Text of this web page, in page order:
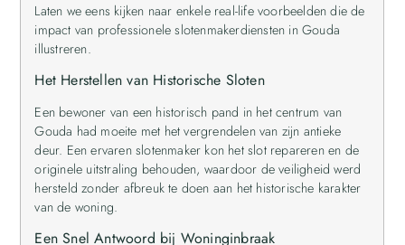
Laten we eens kijken naar enkele real-life voorbeelden die de
impact van professionele slotenmakerdiensten in Gouda
illustreren.
Het Herstellen van Historische Sloten
Een bewoner van een historisch pand in het centrum van
Gouda had moeite met het vergrendelen van zijn antieke
deur. Een ervaren slotenmaker kon het slot repareren en de
originele uitstraling behouden, waardoor de veiligheid werd
hersteld zonder afbreuk te doen aan het historische karakter
van de woning.
Een Snel Antwoord bij Woninginbraak